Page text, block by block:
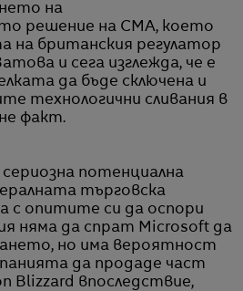
на
решение на CMA, което
на британския регулатор
и сега изглежда, че е
да бъде сключена и
технологични сливания в
факт.
потенциална
търговска
с опитите си да оспори
няма да спрат Microsoft да
но има вероятност
да продаде част
Blizzard впоследствие,